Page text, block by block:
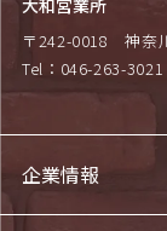
大和営業所
〒242-0018神奈
Tel：046-263-3021
企業情報